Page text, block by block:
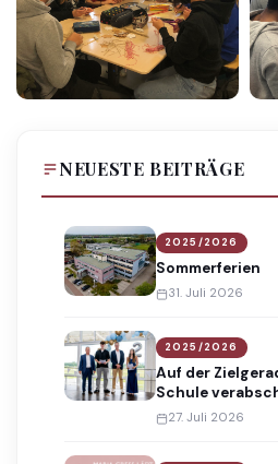
NEUESTE BEITRÄGE
2025/2026
Sommerferien
31. Juli 2026
2025/2026
Auf der
Schule
Absolventinnen
27. Juli 2026